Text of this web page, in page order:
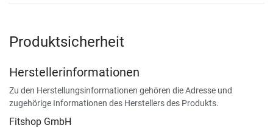
Produktsicherheit
Herstellerinformationen
Zu den Herstellungsinformationen gehören die Adresse und
zugehörige Informationen des Herstellers des Produkts.
Fitshop GmbH